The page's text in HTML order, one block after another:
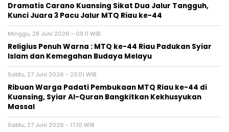
Dramatis Carano Kuansing Sikat Dua Jalur Tangguh,
Kunci Juara 3 Pacu Jalur MTQ Riau ke-44
Minggu, 28 Juni 2026 - 09:11 WIB
Religius Penuh Warna : MTQ ke-44 Riau Padukan Syiar
Islam dan Kemegahan Budaya Melayu
Sabtu, 27 Juni 2026 - 23:01 WIB
Ribuan Warga Padati Pembukaan MTQ Riau ke-44 di
Kuansing, Syiar Al-Quran Bangkitkan Kekhusyukan
Massal
Sabtu, 27 Juni 2026 - 17:10 WIB